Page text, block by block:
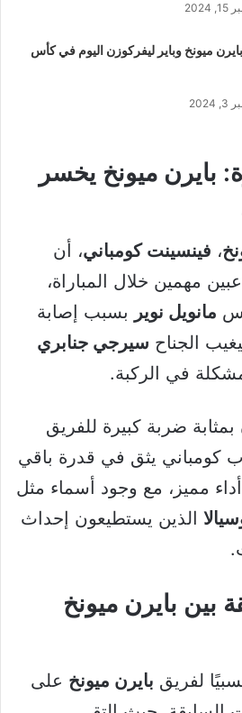
2024
بايرن ميونخ وباير ليفركوزن اليوم في كأس
بايرن ميونخ يخسر
، فينسينت كومباني، أن
مهمين خلال المباراة،
مانويل نوير بسبب إصابة
الجناح سيرجي جنابري
في الركبة.
بمثابة ضربة كبيرة للفريق
كومباني يثق في قدرة باقي
مميز، مع وجود أسماء مثل
الذين يستطيعون إحداث
بين بايرن ميونخ
لفريق بايرن ميونخ على